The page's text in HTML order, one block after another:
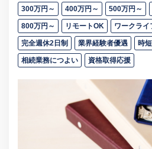
300万円～ 400万円～ 500万円～
800万円～ リモートOK ワークライ
完全週休2日制 業界経験者優遇 時
相続業務につよい 資格取得応援